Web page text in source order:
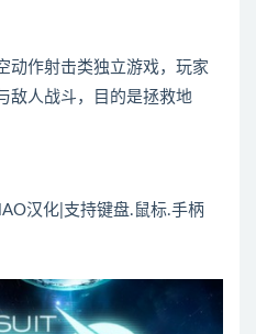
动作射击类独立游戏，玩家
敌人战斗，目的是拯救地
汉化|支持键盘.鼠标.手柄